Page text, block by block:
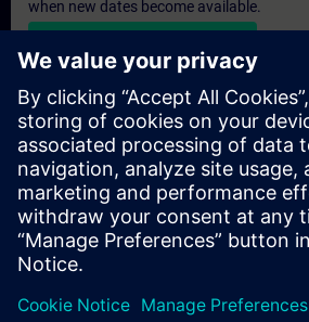
when new dates become available.
Personalised Quotation
If you require a standard list price
example for your purchasing department,
link below. You first need to provide some
after this a quotation will be emailed to
Provide Quotation